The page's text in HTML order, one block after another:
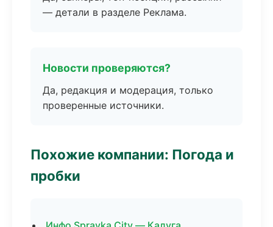
— детали в разделе Реклама.
Новости проверяются?
Да, редакция и модерация, только
проверенные источники.
Похожие компании: Погода и
пробки